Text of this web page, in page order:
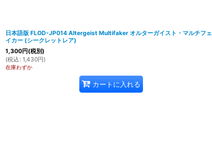
日本語版 FLOD-JP014 Altergeist Multifaker オルターガイスト・マルチフェ
イカー (シークレットレア)
1,300円(税別)
(税込 : 1,430円)
在庫わずか
カートに入れる